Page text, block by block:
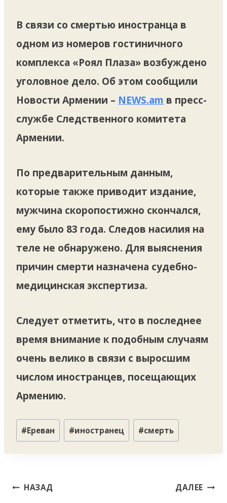
В связи со смертью иностранца в
одном из номеров гостиничного
комплекса «Роял Плаза» возбуждено
уголовное дело. Об этом сообщили
Новости Армении – NEWS.am в пресс-
службе Следственного комитета
Армении.
По предварительным данным,
которые также приводит издание,
мужчина скоропостижно скончался,
ему было 83 года. Следов насилия на
теле не обнаружено. Для выяснения
причин смерти назначена судебно-
медицинская экспертиза.
Следует отметить, что в последнее
время внимание к подобным случаям
очень велико в связи с выросшим
числом иностранцев, посещающих
Армению.
Метки
записи:
#Ереван #иностранец #смерть
Навигация
НАЗАД ДАЛЕЕ